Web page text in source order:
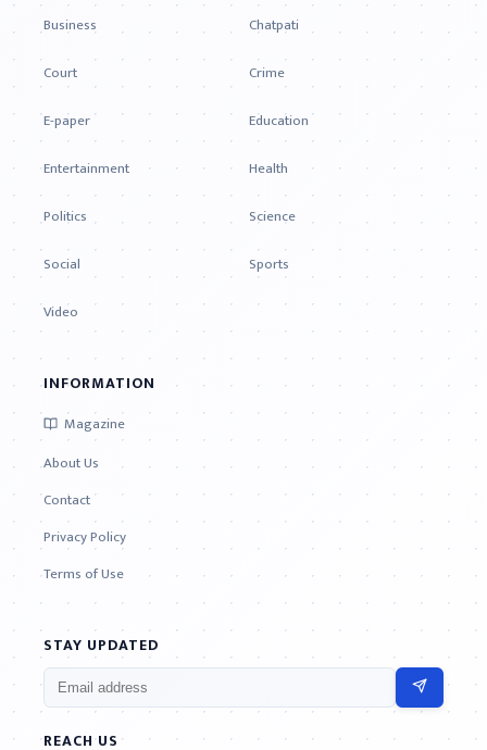
Business
Chatpati
Court
Crime
E-paper
Education
Entertainment
Health
Politics
Science
Social
Sports
Video
INFORMATION
Magazine
About Us
Contact
Privacy Policy
Terms of Use
STAY UPDATED
REACH US